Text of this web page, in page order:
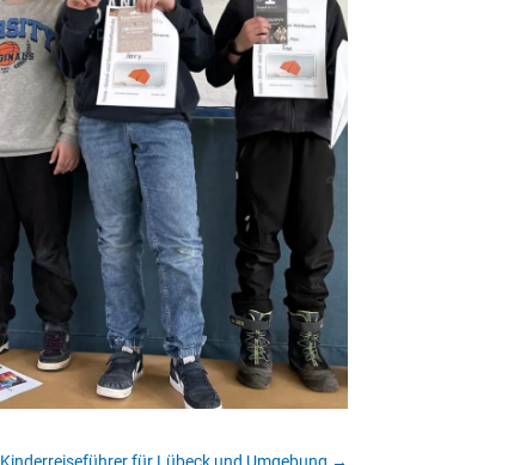
Kinderreiseführer für Lübeck und Umgebung →